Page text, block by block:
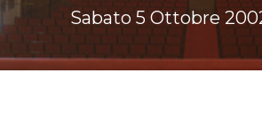
Sabato 5 Ottobre